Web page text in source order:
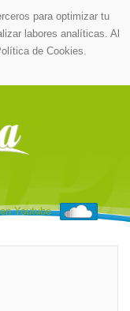
para optimizar tu
labores analíticas. Al
de Cookies.